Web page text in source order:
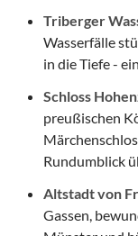
Triberger
Wasserfälle
in die Tiefe -
Schloss
preußischen
Rundumblick
Altstadt von
Gassen,